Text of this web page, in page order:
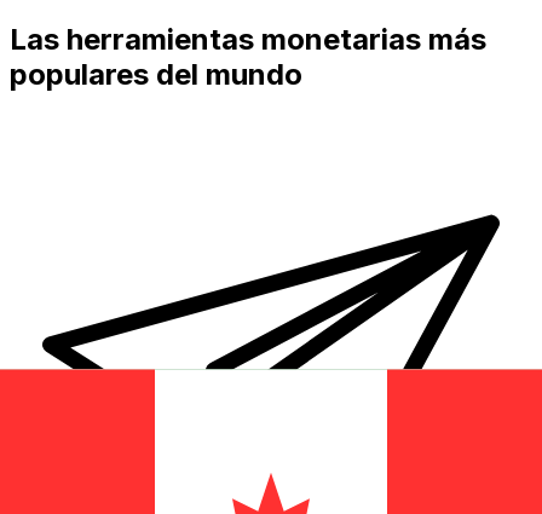
Las herramientas monetarias más
populares del mundo